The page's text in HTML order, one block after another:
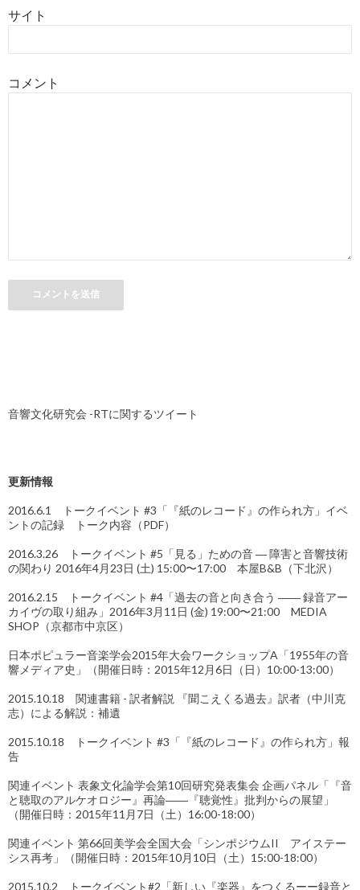
ョ
サイト
コメント
音響文化研究会 -RTに関するツイート
更新情報
2016.6.1 トークイベント #3「『紙のレコード』の作られ方」イベ
ントの記録 トーク内容（PDF）
2016.3.26 トークイベント #5「見る」ための音 ― 障害と音響技術
の関わり 2016年4月23日 (土) 15:00〜17:00 本屋B&B（下北沢）
2016.2.15 トークイベント #4「過去の音と向き合う ―― 録音アー
カイヴの取り組み」2016年3月11日 (金) 19:00〜21:00 MEDIA
SHOP（京都市中京区）
日本ポピュラー音楽学会2015年大会ワークショップA「1955年の音
響メディア史」（開催日時：2015年12月6日（日）10:00-13:00）
2015.10.18 関連書籍 - 訳者解説 『聞こえくる過去』訳者（中川克
志）による解説：補遺
2015.10.18 トークイベント #3「『紙のレコード』の作られ方」報
告
関連イベント 表象文化論学会第10回研究発表集会 企画パネル「『音
と聴取のアルケオロジー』再論――『聴覚性』批判からの展望」
（開催日時：2015年11月7日（土）16:00-18:00）
関連イベント 第66回美学会全国大会「シンポジウムII アイステー
シス再考」（開催日時：2015年10月10日（土）15:00-18:00）
2015.10.2 トークイベント#2「新しい『楽器』をつくるーー録音と